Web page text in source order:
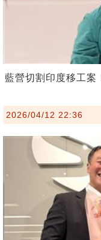
藍營切割印度移工案
2026/04/12 22:36